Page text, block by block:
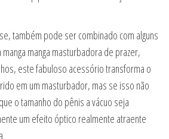
também pode ser combinado com alguns
manga masturbadora de prazer,
este fabuloso acessório transforma o
em um masturbador, mas se isso não
o tamanho do pênis a vácuo seja
um efeito óptico realmente atraente